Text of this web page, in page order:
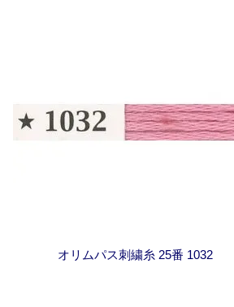
オリムパス刺繍糸 25番 1032